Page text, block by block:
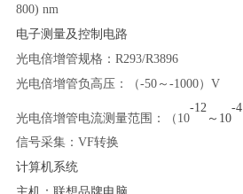
800) nm
电子测量及控制电路
光电倍增管规格：R293/R3896
光电倍增管负高压：（-50～-1000）V
光电倍增管电流测量范围：（10
-12
～10
-4
信号采集：VF转换
计算机系统